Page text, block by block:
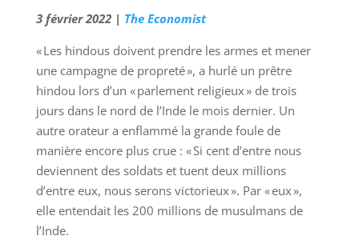
3 février 2022 | The Economist
« Les hindous doivent prendre les armes et mener
une campagne de propreté », a hurlé un prêtre
hindou lors d’un « parlement religieux » de trois
jours dans le nord de l’Inde le mois dernier. Un
autre orateur a enflammé la grande foule de
manière encore plus crue : « Si cent d’entre nous
deviennent des soldats et tuent deux millions
d’entre eux, nous serons victorieux ». Par « eux »,
elle entendait les 200 millions de musulmans de
l’Inde.